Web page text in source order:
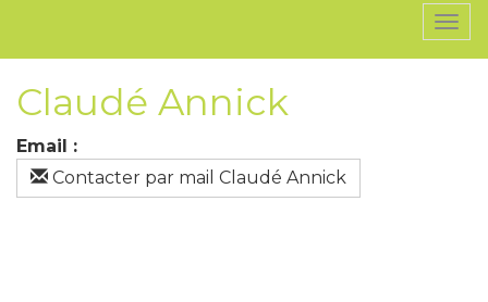
Claudé Annick
Email :
Contacter par mail Claudé Annick